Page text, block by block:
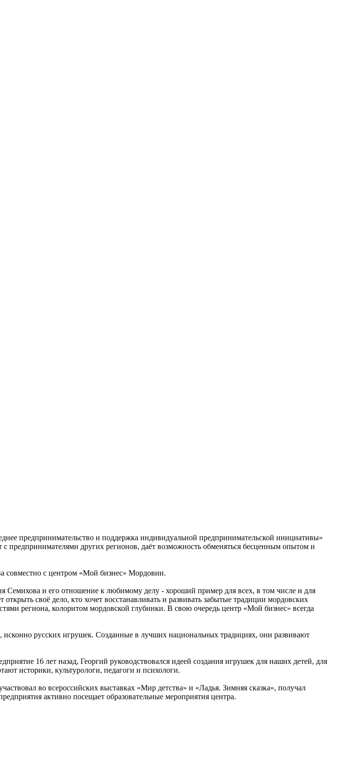
предпринимательство и поддержка индивидуальной предпринимательской инициативы»
других регионов, даёт возможность обменяться бесценным опытом и
совместно с центром «Мой бизнес» Мордовии.
Семихова и его отношение к любимому делу - хороший пример для всех, в том числе и для
своё дело, кто хочет восстанавливать и развивать забытые традиции мордовских
региона, колоритом мордовской глубинки. В свою очередь центр «Мой бизнес» всегда
русских игрушек. Созданные в лучших национальных традициях, они развивают
16 лет назад, Георгий руководствовался идеей создания игрушек для наших детей, для
историки, культурологи, педагоги и психологи.
во всероссийских выставках «Мир детства» и «Ладья. Зимняя сказка», получал
активно посещает образовательные мероприятия центра.